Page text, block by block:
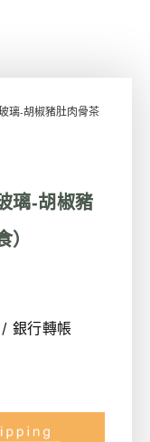
璃-胡椒豬肚肉骨茶
璃-胡椒豬
）
銀行轉帳